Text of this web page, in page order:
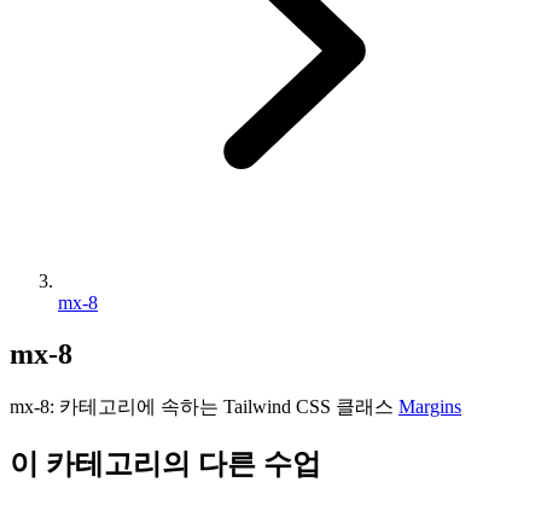
mx-8
mx-8
mx-8: 카테고리에 속하는 Tailwind CSS 클래스 Margins
이 카테고리의 다른 수업